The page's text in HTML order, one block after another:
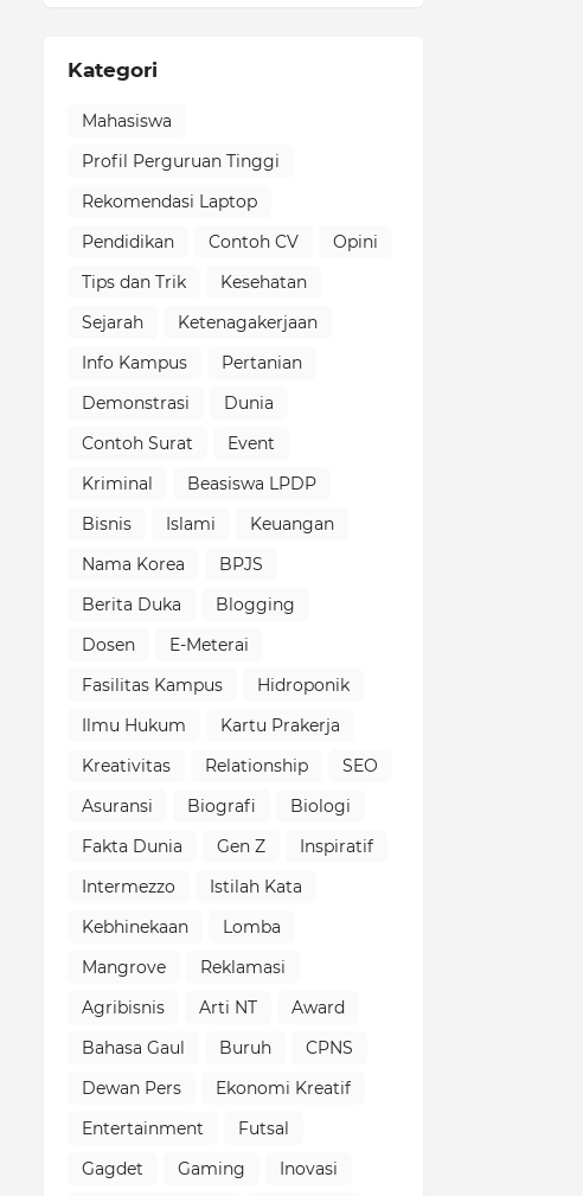
Kategori
Mahasiswa
Profil Perguruan Tinggi
Rekomendasi Laptop
Pendidikan
Contoh CV
Opini
Tips dan Trik
Kesehatan
Sejarah
Ketenagakerjaan
Info Kampus
Pertanian
Demonstrasi
Dunia
Contoh Surat
Event
Kriminal
Beasiswa LPDP
Bisnis
Islami
Keuangan
Nama Korea
BPJS
Berita Duka
Blogging
Dosen
E-Meterai
Fasilitas Kampus
Hidroponik
Ilmu Hukum
Kartu Prakerja
Kreativitas
Relationship
SEO
Asuransi
Biografi
Biologi
Fakta Dunia
Gen Z
Inspiratif
Intermezzo
Istilah Kata
Kebhinekaan
Lomba
Mangrove
Reklamasi
Agribisnis
Arti NT
Award
Bahasa Gaul
Buruh
CPNS
Dewan Pers
Ekonomi Kreatif
Entertainment
Futsal
Gagdet
Gaming
Inovasi